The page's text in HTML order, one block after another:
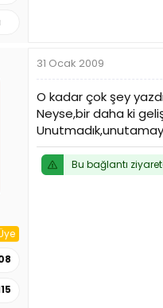
31 Ocak 2009
O kadar çok şey
Neyse,bir daha ki
Bu bağlantı